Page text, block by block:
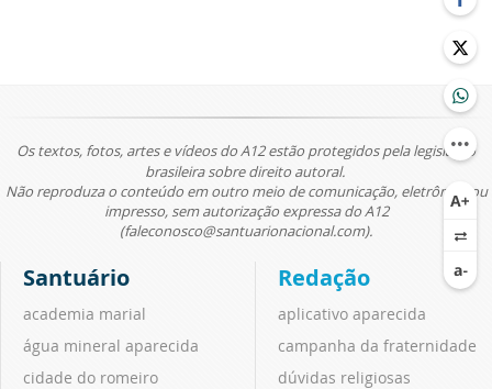
Os textos, fotos, artes e vídeos do A12 estão protegidos pela legislação
brasileira sobre direito autoral.
Não reproduza o conteúdo em outro meio de comunicação, eletrônico ou
impresso, sem autorização expressa do A12
(faleconosco@santuarionacional.com).
Santuário
academia marial
água mineral aparecida
cidade do romeiro
Redação
aplicativo aparecida
campanha da fraternidade
dúvidas religiosas